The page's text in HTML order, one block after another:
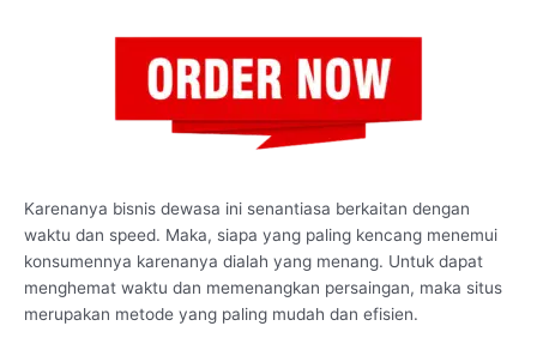
Karenanya bisnis dewasa ini senantiasa berkaitan dengan
waktu dan speed. Maka, siapa yang paling kencang menemui
konsumennya karenanya dialah yang menang. Untuk dapat
menghemat waktu dan memenangkan persaingan, maka situs
merupakan metode yang paling mudah dan efisien.